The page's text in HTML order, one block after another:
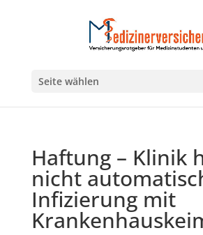
Seite wählen
Haftung – Klinik
nicht
Infizierung mit